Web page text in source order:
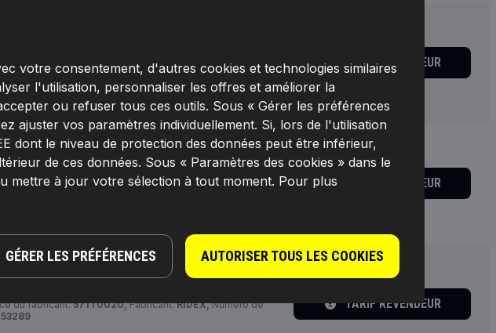
votre consentement, d'autres cookies et technologies similaires
l'utilisation, personnaliser les offres et améliorer la
ou refuser tous ces outils. Sous « Gérer les préférences
ajuster vos paramètres individuellement. Si, lors de l'utilisation
dont le niveau de protection des données peut être inférieur,
de ces données. Sous « Paramètres des cookies » dans le
mettre à jour votre sélection à tout moment. Pour plus
GÉRER LES PRÉFÉRENCES AUTORISER TOUS LES COOKIES
Filetage extérieur [mm]: M27 x 2,5, Matériel:Métal,
clé:32,Numéro de pièce du fabricant: 571T0018,
Numéro de EAN:4059191253159
stock:
TARIF REVENDEUR
chaîne de distribution
du fabricant:571T0019, Fabricant:RIDEX,Numéro de
TARIF REVENDEUR
du fabricant:571T0020,Fabricant:RIDEX,Numéro de
TARIF REVENDEUR